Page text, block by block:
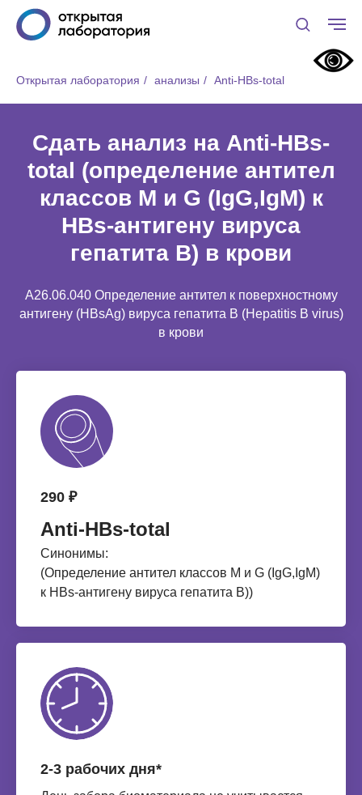
Открытая лаборатория / анализы / Anti-НВs-total
Сдать анализ на Anti-НВs-
total (определение антител
классов М и G (IgG,IgМ) к
НВs-антигену вируса
гепатита В) в крови
A26.06.040 Определение антител к поверхностному
антигену (HBsAg) вируса гепатита B (Hepatitis B virus)
в крови
290 ₽
Anti-НВs-total
Синонимы:
(Определение антител классов М и G (IgG,IgМ)
к НВs-антигену вируса гепатита В))
2-3 рабочих дня*